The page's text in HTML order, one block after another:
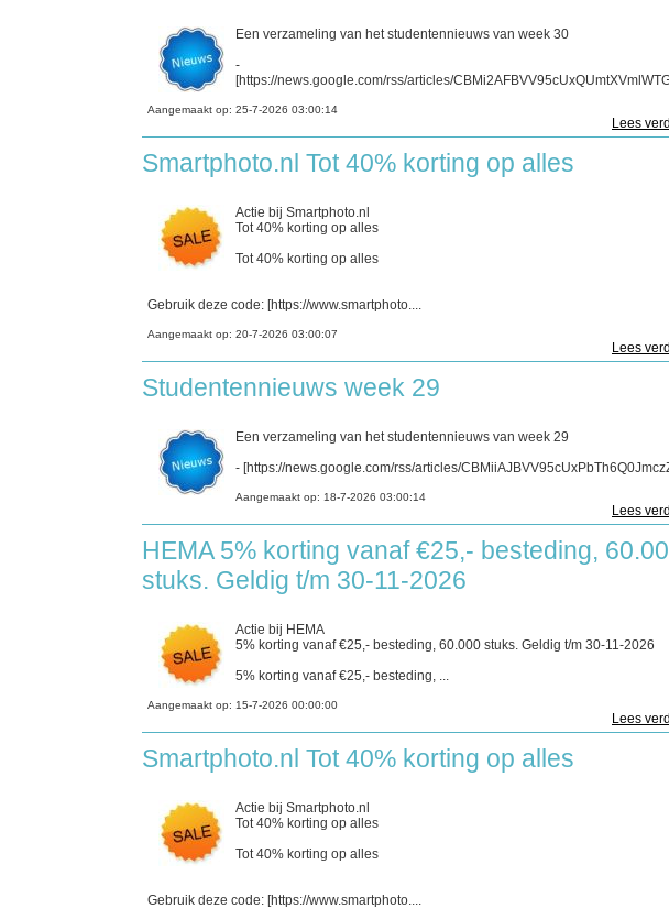
Een verzameling van het studentennieuws van week 30
-
[https://news.google.com/rss/articles/
Aangemaakt op: 25-7-2026 03:00:14
Lees
Smartphoto.nl Tot 40% korting op alles
Actie bij Smartphoto.nl
Tot 40% korting op alles
Tot 40% korting op alles
Gebruik deze code: [https://www.smartphoto....
Aangemaakt op: 20-7-2026 03:00:07
Lees
Studentennieuws week 29
Een verzameling van het studentennieuws van week 29
- [https://news.google.com/rss/articles/
Aangemaakt op: 18-7-2026 03:00:14
Lees
HEMA 5% korting vanaf €25,- besteding,
stuks. Geldig t/m 30-11-2026
Actie bij HEMA
5% korting vanaf €25,- besteding, 60.000 stuks. Geldig t/m 30-11-2026
5% korting vanaf €25,- besteding, ...
Aangemaakt op: 15-7-2026 00:00:00
Lees
Smartphoto.nl Tot 40% korting op alles
Actie bij Smartphoto.nl
Tot 40% korting op alles
Tot 40% korting op alles
Gebruik deze code: [https://www.smartphoto....